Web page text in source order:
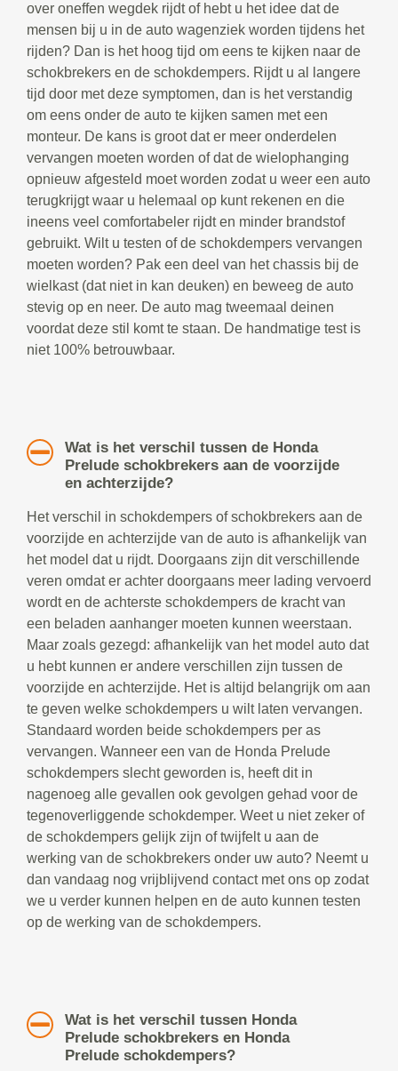
over oneffen wegdek rijdt of hebt u het idee dat de
mensen bij u in de auto wagenziek worden tijdens het
rijden? Dan is het hoog tijd om eens te kijken naar de
schokbrekers en de schokdempers. Rijdt u al langere
tijd door met deze symptomen, dan is het verstandig
om eens onder de auto te kijken samen met een
monteur. De kans is groot dat er meer onderdelen
vervangen moeten worden of dat de wielophanging
opnieuw afgesteld moet worden zodat u weer een auto
terugkrijgt waar u helemaal op kunt rekenen en die
ineens veel comfortabeler rijdt en minder brandstof
gebruikt. Wilt u testen of de schokdempers vervangen
moeten worden? Pak een deel van het chassis bij de
wielkast (dat niet in kan deuken) en beweeg de auto
stevig op en neer. De auto mag tweemaal deinen
voordat deze stil komt te staan. De handmatige test is
niet 100% betrouwbaar.
Wat is het verschil tussen de Honda
Prelude schokbrekers aan de voorzijde
en achterzijde?
Het verschil in schokdempers of schokbrekers aan de
voorzijde en achterzijde van de auto is afhankelijk van
het model dat u rijdt. Doorgaans zijn dit verschillende
veren omdat er achter doorgaans meer lading vervoerd
wordt en de achterste schokdempers de kracht van
een beladen aanhanger moeten kunnen weerstaan.
Maar zoals gezegd: afhankelijk van het model auto dat
u hebt kunnen er andere verschillen zijn tussen de
voorzijde en achterzijde. Het is altijd belangrijk om aan
te geven welke schokdempers u wilt laten vervangen.
Standaard worden beide schokdempers per as
vervangen. Wanneer een van de Honda Prelude
schokdempers slecht geworden is, heeft dit in
nagenoeg alle gevallen ook gevolgen gehad voor de
tegenoverliggende schokdemper. Weet u niet zeker of
de schokdempers gelijk zijn of twijfelt u aan de
werking van de schokbrekers onder uw auto? Neemt u
dan vandaag nog vrijblijvend contact met ons op zodat
we u verder kunnen helpen en de auto kunnen testen
op de werking van de schokdempers.
Wat is het verschil tussen Honda
Prelude schokbrekers en Honda
Prelude schokdempers?